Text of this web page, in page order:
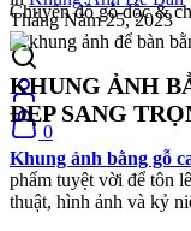
Chuyên đồ gỗ độc &
0
Tháng Năm 25, 2023
KHUNG ẢNH
ĐẸP SANG
Khung ảnh bằng gỗ
phẩm tuyệt vời để tôn
thuật, hình ảnh và kỷ